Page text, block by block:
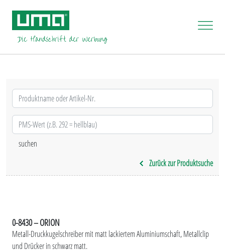
Zurück zur Produktsuche
0-8430 – ORION
Metall-Druckkugelschreiber mit matt lackiertem Aluminiumschaft, Metallclip
und Drücker in schwarz matt.